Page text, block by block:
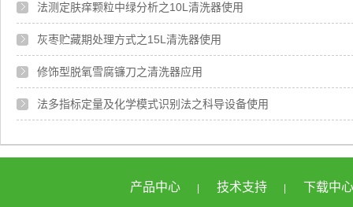
法测定肤痒颗粒中绿分析之10L清洗器使用
灰枣贮藏期处理方式之15L清洗器使用
修饰型脱氧雪腐镰刀之清洗器应用
法多指标定量及化学模式识别法之科导设备使用
产品中心 技术支持 下载中心